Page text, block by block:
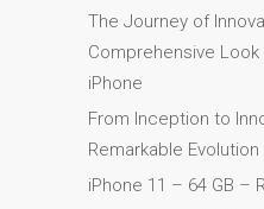
The Journey of
Comprehensive
iPhone
From Inception to
Remarkable Evolution
iPhone 11 – 64 GB –